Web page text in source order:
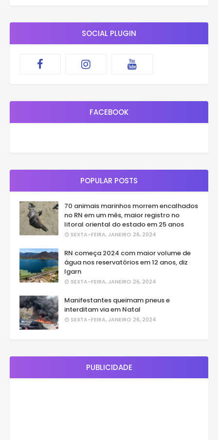
SOCIAL PLUGIN
FACEBOOK
POPULAR POSTS
70 animais marinhos morrem encalhados
no RN em um mês, maior registro no
litoral oriental do estado em 25 anos
SEXTA-FEIRA, JANEIRO 26, 2024
RN começa 2024 com maior volume de
água nos reservatórios em 12 anos, diz
Igarn
SEXTA-FEIRA, JANEIRO 26, 2024
Manifestantes queimam pneus e
interditam via em Natal
SEXTA-FEIRA, JANEIRO 26, 2024
PUBLICIDADE